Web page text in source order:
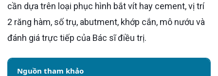
cần dựa trên loại phục hình bắt vít hay cement, vị trí
2 răng hàm, số trụ, abutment, khớp cắn, mô nướu và
đánh giá trực tiếp của Bác sĩ điều trị.
Nguồn tham khảo